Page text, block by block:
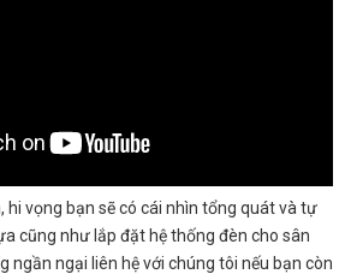
vọng bạn sẽ có cái nhìn tổng quát và tự
cũng như lắp đặt hệ thống đèn cho sân
ngần ngại liên hệ với chúng tôi nếu bạn còn